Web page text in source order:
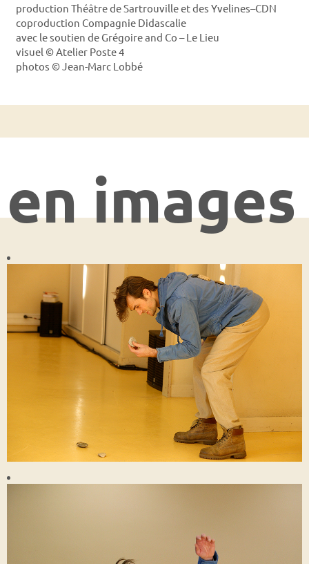
production Théâtre de Sartrouville et des Yvelines–CDN
coproduction Compagnie Didascalie
avec le soutien de Grégoire and Co – Le Lieu
visuel © Atelier Poste 4
photos © Jean-Marc Lobbé
en images